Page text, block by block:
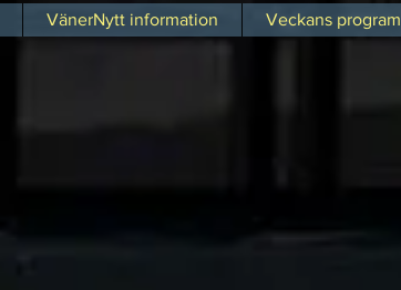
VänerNytt information Veckans program